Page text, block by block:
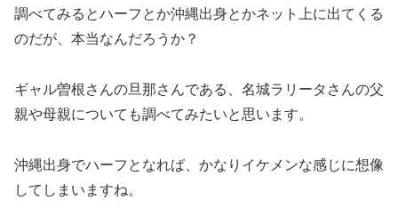
調べてみるとハーフとか沖縄出身とかネット上に出てくる
のだが、本当なんだろうか？
ギャル曽根さんの旦那さんである、名城ラリータさんの父
親や母親についても調べてみたいと思います。
沖縄出身でハーフとなれば、かなりイケメンな感じに想像
してしまいますね。